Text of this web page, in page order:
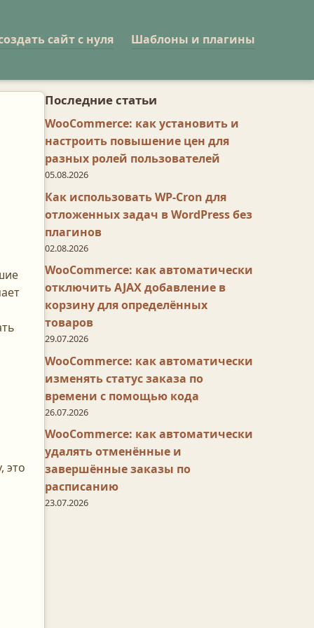
сайт с нуля Шаблоны и плагины
это
Последние статьи
WooCommerce: как установить и
настроить повышение цен для
разных ролей пользователей
05.08.2026
Как использовать WP-Cron для
отложенных задач в WordPress без
плагинов
02.08.2026
WooCommerce: как автоматически
отключить AJAX добавление в
корзину для определённых
товаров
29.07.2026
WooCommerce: как автоматически
изменять статус заказа по
времени с помощью кода
26.07.2026
WooCommerce: как автоматически
удалять отменённые и
завершённые заказы по
расписанию
23.07.2026